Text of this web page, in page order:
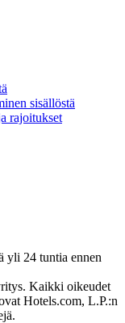
sisällöstä
rajoitukset
yli 24 tuntia ennen
Kaikki oikeudet
Hotels.com, L.P.:n